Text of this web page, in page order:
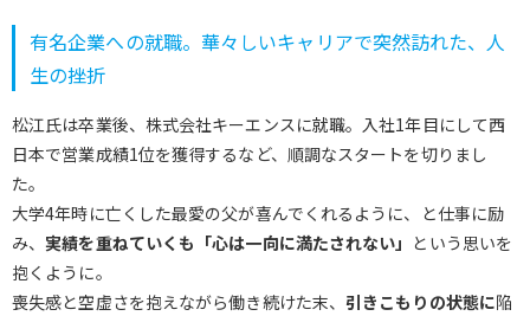
有名企業への就職。華々しいキャリアで突然訪れた、人
生の挫折
松江氏は卒業後、株式会社キーエンスに就職。入社1年目にして西
日本で営業成績1位を獲得するなど、順調なスタートを切りまし
た。
大学4年時に亡くした最愛の父が喜んでくれるように、と仕事に励
み、実績を重ねていくも「心は一向に満たされない」 という思いを
抱くように。
喪失感と空虚さを抱えながら働き続けた末、引きこもりの状態に陥